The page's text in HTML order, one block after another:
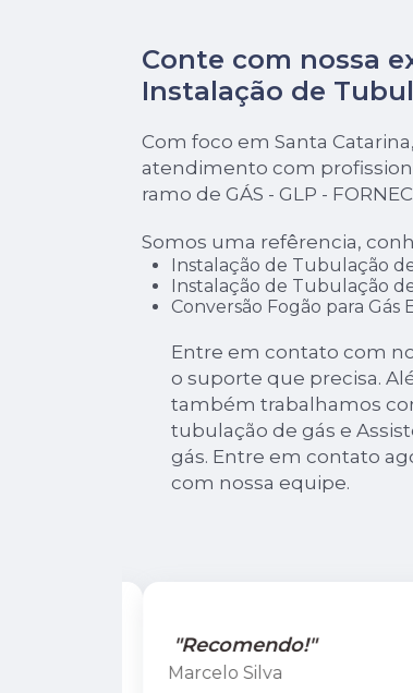
Conte com nossa
Instalação de
Com foco em Santa
atendimento com
ramo de GÁS - GLP -
Somos uma refêrencia,
Instalação de Tubulação
Instalação de Tubulação de
Conversão Fogão para Gás
Entre em contato com
o suporte que precisa.
também trabalhamos
tubulação de gás e
gás. Entre em contato
com nossa equipe.
"Recomendo!"
Marcelo Silva